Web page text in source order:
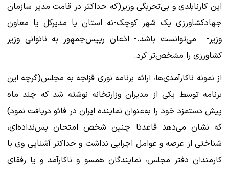
این کارنابلدی و بی‌تجربگی وزیر(که حداکثر در قامت مدیر سازمان
جهادکشاورزی یک شهر کوچک-نه استان یا مدیرکل یا معاون
وزیر- می‌توانست باشد.- اذعان رییس‌جمهور به ناتوانی وزیر
کشاورزی را مشخص‌تر کرد.
از نمونه ناکارآمدی‌ها، ارائه برنامه نوری قزلجه به مجلس(گرچه این
برنامه توسط یکی از مدیران وزارتخانه نوشته شد که چند ماه
پیش دستمزد خود را به‌عنوان نماینده ایران در فائو دریافت نمود)
که نشان می‌دهد قاعدتا چنین شخص امتحان پس‌نداده‌ای،
شناختی از عرصه و عوامل اجرایی نداشت و حداکثر آشنایی وی با
کارمندان دفتر مجلس، نمایندگان همسو و ناکارآمد و یا رفقای